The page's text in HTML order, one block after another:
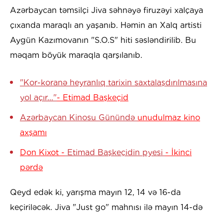
Azərbaycan təmsilçi Jiva səhnəyə firuzəyi xalçaya
çıxanda maraqlı an yaşanıb. Həmin an Xalq artisti
Aygün Kazımovanın "S.O.S" hiti səsləndirilib. Bu
məqam böyük maraqla qarşılanıb.
"Kor-koranə heyranlıq tarixin saxtalaşdırılmasına
yol açır..."- Etimad Başkeçid
Azərbaycan Kinosu Günündə unudulmaz kino
axşamı
Don Kixot - Etimad Başkeçidin pyesi - İkinci
pərdə
Qeyd edək ki, yarışma mayın 12, 14 və 16-da
keçiriləcək. Jiva "Just go" mahnısı ilə mayın 14-də